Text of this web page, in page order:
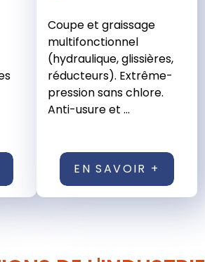
Coupe et graissage
multifonctionnel
(hydraulique, glissières,
réducteurs). Extrême-
pression sans chlore.
Anti-usure et ...
EN SAVOIR +